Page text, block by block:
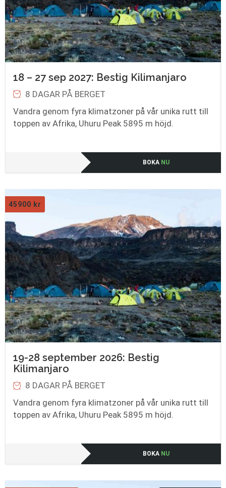
18 – 27 sep 2027: Bestig Kilimanjaro
8 DAGAR PÅ BERGET
Vandra genom fyra klimatzoner på vår unika rutt till
toppen av Afrika, Uhuru Peak 5895 m höjd.
BOKA NU
45900 kr
19-28 september 2026: Bestig
Kilimanjaro
8 DAGAR PÅ BERGET
Vandra genom fyra klimatzoner på vår unika rutt till
toppen av Afrika, Uhuru Peak 5895 m höjd.
BOKA NU